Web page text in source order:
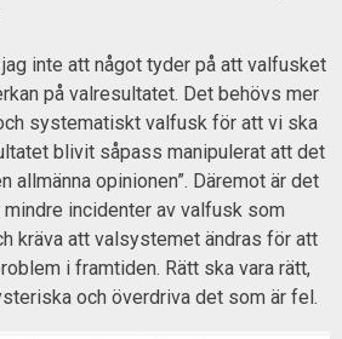
inte att något tyder på att valfusket
på valresultatet. Det behövs mer
systematiskt valfusk för att vi ska
blivit såpass manipulerat att det
allmänna opinionen”. Däremot är det
incidenter av valfusk som
kräva att valsystemet ändras för att
i framtiden. Rätt ska vara rätt,
och överdriva det som är fel.